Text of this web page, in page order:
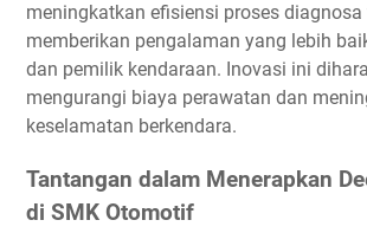
meningkatkan efisiensi proses
memberikan pengalaman yang lebih
dan pemilik kendaraan. Inovasi ini
mengurangi biaya perawatan dan
keselamatan berkendara.
Tantangan dalam Menerapkan
di SMK Otomotif